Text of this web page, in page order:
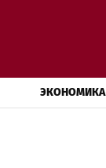
ЭКОНОМИКА